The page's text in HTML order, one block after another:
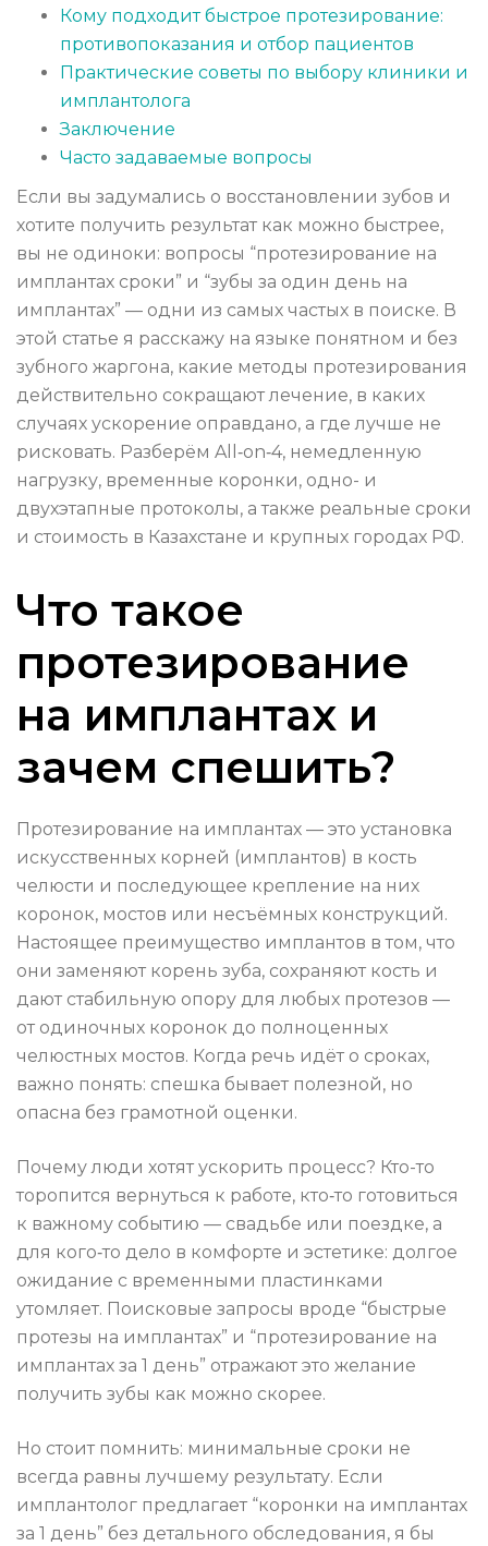
Кому подходит быстрое протезирование:
противопоказания и отбор пациентов
Практические советы по выбору клиники и
имплантолога
Заключение
Часто задаваемые вопросы
Если вы задумались о восстановлении зубов и
хотите получить результат как можно быстрее,
вы не одиноки: вопросы “протезирование на
имплантах сроки” и “зубы за один день на
имплантах” — одни из самых частых в поиске. В
этой статье я расскажу на языке понятном и без
зубного жаргона, какие методы протезирования
действительно сокращают лечение, в каких
случаях ускорение оправдано, а где лучше не
рисковать. Разберём All‑on‑4, немедленную
нагрузку, временные коронки, одно- и
двухэтапные протоколы, а также реальные сроки
и стоимость в Казахстане и крупных городах РФ.
Что такое
протезирование
на имплантах и
зачем спешить?
Протезирование на имплантах — это установка
искусственных корней (имплантов) в кость
челюсти и последующее крепление на них
коронок, мостов или несъёмных конструкций.
Настоящее преимущество имплантов в том, что
они заменяют корень зуба, сохраняют кость и
дают стабильную опору для любых протезов —
от одиночных коронок до полноценных
челюстных мостов. Когда речь идёт о сроках,
важно понять: спешка бывает полезной, но
опасна без грамотной оценки.
Почему люди хотят ускорить процесс? Кто-то
торопится вернуться к работе, кто‑то готовиться
к важному событию — свадьбе или поездке, а
для кого‑то дело в комфорте и эстетике: долгое
ожидание с временными пластинками
утомляет. Поисковые запросы вроде “быстрые
протезы на имплантах” и “протезирование на
имплантах за 1 день” отражают это желание
получить зубы как можно скорее.
Но стоит помнить: минимальные сроки не
всегда равны лучшему результату. Если
имплантолог предлагает “коронки на имплантах
за 1 день” без детального обследования, я бы